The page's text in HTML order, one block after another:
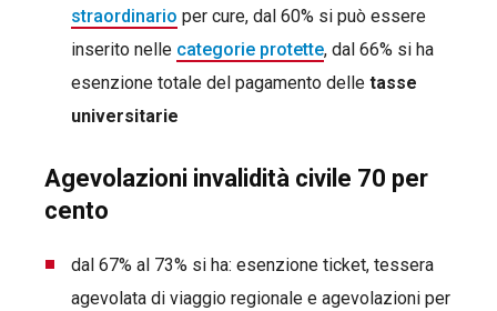
straordinario per cure, dal 60% si può essere
inserito nelle categorie protette, dal 66% si ha
esenzione totale del pagamento delle tasse
universitarie
Agevolazioni invalidità civile 70 per
cento
dal 67% al 73% si ha: esenzione ticket, tessera
agevolata di viaggio regionale e agevolazioni per